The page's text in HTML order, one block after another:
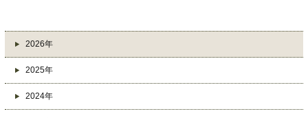
2026年
2025年
2024年